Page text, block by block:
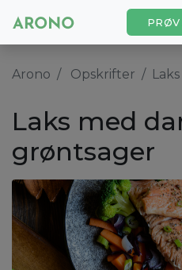
PRØV
Arono Opskrifter
Laks med
grøntsager